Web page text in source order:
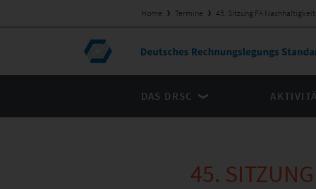
Home Termine 45. Sitzung FA
DAS DRSC
45.